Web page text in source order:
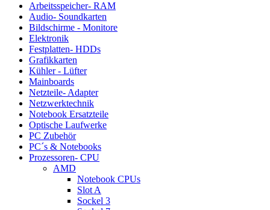
Arbeitsspeicher- RAM
Audio- Soundkarten
Bildschirme - Monitore
Elektronik
Festplatten- HDDs
Grafikkarten
Kühler - Lüfter
Mainboards
Netzteile- Adapter
Netzwerktechnik
Notebook Ersatzteile
Optische Laufwerke
PC Zubehör
PC´s & Notebooks
Prozessoren- CPU
AMD
Notebook CPUs
Slot A
Sockel 3